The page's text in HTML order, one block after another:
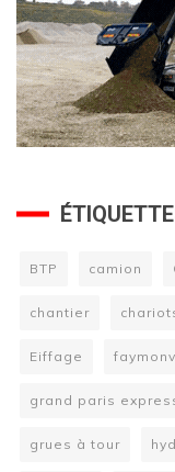
BTP camion
chantier
Eiffage
grand paris
grues à tour